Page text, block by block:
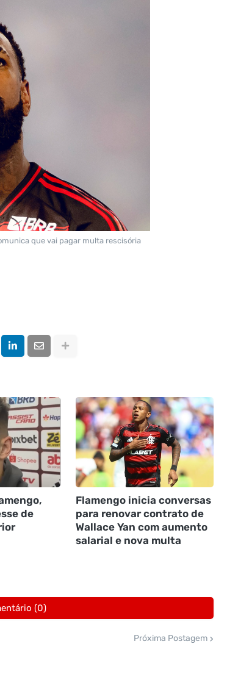
que vai pagar multa rescisória
de
Flamengo inicia conversas
para renovar contrato de
Wallace Yan com aumento
salarial e nova multa
(0)
Próxima Postagem